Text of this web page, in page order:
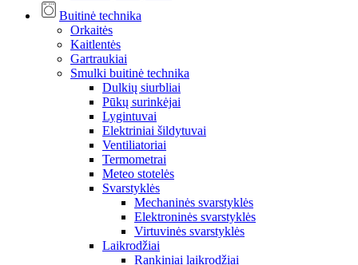
Buitinė technika
Orkaitės
Kaitlentės
Gartraukiai
Smulki buitinė technika
Dulkių siurbliai
Pūkų surinkėjai
Lygintuvai
Elektriniai šildytuvai
Ventiliatoriai
Termometrai
Meteo stotelės
Svarstyklės
Mechaninės svarstyklės
Elektroninės svarstyklės
Virtuvinės svarstyklės
Laikrodžiai
Rankiniai laikrodžiai